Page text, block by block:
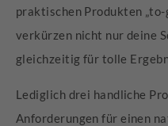
praktischen Produkten „to-
verkürzen nicht nur deine
gleichzeitig für tolle
Lediglich drei handliche
Anforderungen für einen